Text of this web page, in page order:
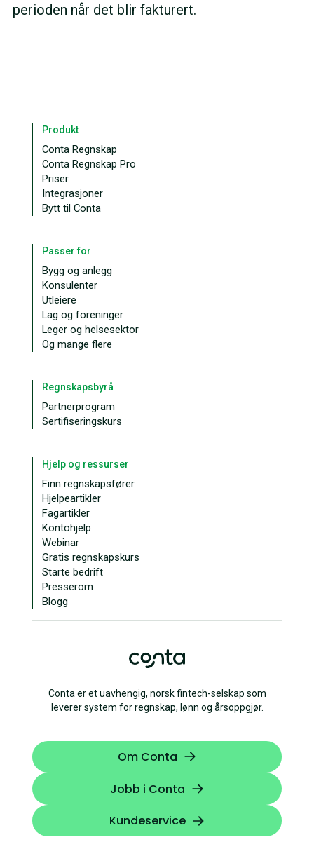
perioden når det blir fakturert.
Conta er et uavhengig, norsk fintech-selskap som
leverer system for regnskap, lønn og årsoppgjør.
Om Conta
Jobb i Conta
Kundeservice
Produkt
Conta Regnskap
Conta Regnskap Pro
Priser
Integrasjoner
Bytt til Conta
Passer for
Bygg og anlegg
Konsulenter
Utleiere
Lag og foreninger
Leger og helsesektor
Og mange flere
Regnskapsbyrå
Partnerprogram
Sertifiseringskurs
Hjelp og ressurser
Finn regnskapsfører
Hjelpeartikler
Fagartikler
Kontohjelp
Webinar
Gratis regnskapskurs
Starte bedrift
Presserom
Blogg